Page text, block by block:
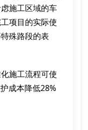
施工区域的车
项目的实际使
殊路段的表
施工流程可使
成本降低28%